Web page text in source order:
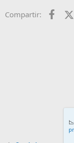
Compartir:
📉